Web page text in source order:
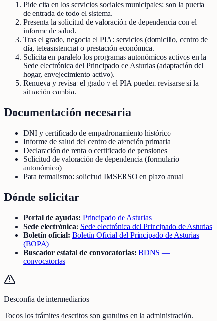
Pide cita en los servicios sociales municipales: son la puerta
de entrada de todo el sistema.
Presenta la solicitud de valoración de dependencia con el
informe de salud.
Tras el grado, negocia el PIA: servicios (domicilio, centro de
día, teleasistencia) o prestación económica.
Solicita en paralelo los programas autonómicos activos en la
Sede electrónica del Principado de Asturias (adaptación del
hogar, envejecimiento activo).
Renueva y revisa: el grado y el PIA pueden revisarse si la
situación cambia.
Documentación necesaria
DNI y certificado de empadronamiento histórico
Informe de salud del centro de atención primaria
Declaración de renta o certificado de pensiones
Solicitud de valoración de dependencia (formulario
autonómico)
Para termalismo: solicitud IMSERSO en plazo anual
Dónde solicitar
Portal de ayudas: Principado de Asturias
Sede electrónica: Sede electrónica del Principado de Asturias
Boletín oficial: Boletín Oficial del Principado de Asturias
(BOPA)
Buscador estatal de convocatorias: BDNS —
convocatorias
Desconfía de intermediarios
Todos los trámites descritos son gratuitos en la administración.